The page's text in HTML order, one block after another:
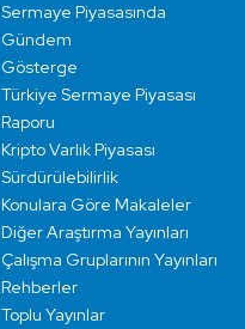
Sermaye Piyasasında
Gündem
Gösterge
Türkiye Sermaye Piyasası
Raporu
Kripto Varlık Piyasası
Sürdürülebilirlik
Konulara Göre Makaleler
Diğer Araştırma Yayınları
Çalışma Gruplarının Yayınları
Rehberler
Toplu Yayınlar